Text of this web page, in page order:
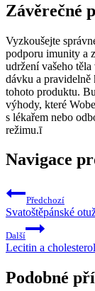
Závěrečné
Vyzkoušejte
podporu imunity a
udržení vašeho
dávku a pravidelně
tohoto produktu.
výhody, které
s lékařem nebo
režimu.ī
Navigace
Předchozí
Svatoštěpánské
Další
Lecitin a
Podobné